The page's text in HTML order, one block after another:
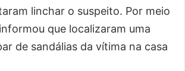
linchar o suspeito. Por meio
que localizaram uma
de sandálias da vítima na casa